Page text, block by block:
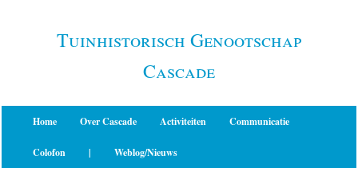
Tuinhistorisch Genootschap
Cascade
Home Over Cascade Activiteiten Communicatie
Colofon | Weblog/Nieuws